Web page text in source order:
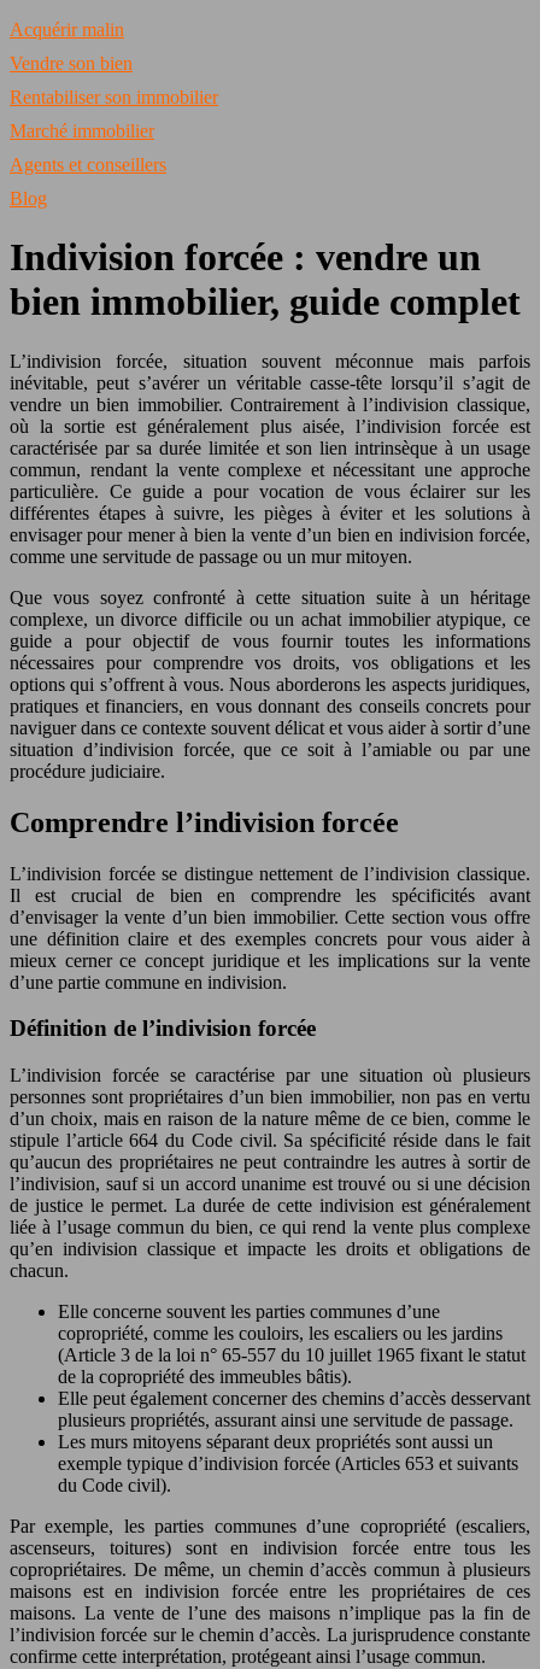
Acquérir malin
Vendre son bien
Rentabiliser son immobilier
Marché immobilier
Agents et conseillers
Blog
Indivision forcée : vendre un
bien immobilier, guide complet
L’indivision forcée, situation souvent méconnue mais parfois
inévitable, peut s’avérer un véritable casse-tête lorsqu’il s’agit de
vendre un bien immobilier. Contrairement à l’indivision classique,
où la sortie est généralement plus aisée, l’indivision forcée est
caractérisée par sa durée limitée et son lien intrinsèque à un usage
commun, rendant la vente complexe et nécessitant une approche
particulière. Ce guide a pour vocation de vous éclairer sur les
différentes étapes à suivre, les pièges à éviter et les solutions à
envisager pour mener à bien la vente d’un bien en indivision forcée,
comme une servitude de passage ou un mur mitoyen.
Que vous soyez confronté à cette situation suite à un héritage
complexe, un divorce difficile ou un achat immobilier atypique, ce
guide a pour objectif de vous fournir toutes les informations
nécessaires pour comprendre vos droits, vos obligations et les
options qui s’offrent à vous. Nous aborderons les aspects juridiques,
pratiques et financiers, en vous donnant des conseils concrets pour
naviguer dans ce contexte souvent délicat et vous aider à sortir d’une
situation d’indivision forcée, que ce soit à l’amiable ou par une
procédure judiciaire.
Comprendre l’indivision forcée
L’indivision forcée se distingue nettement de l’indivision classique.
Il est crucial de bien en comprendre les spécificités avant
d’envisager la vente d’un bien immobilier. Cette section vous offre
une définition claire et des exemples concrets pour vous aider à
mieux cerner ce concept juridique et les implications sur la vente
d’une partie commune en indivision.
Définition de l’indivision forcée
L’indivision forcée se caractérise par une situation où plusieurs
personnes sont propriétaires d’un bien immobilier, non pas en vertu
d’un choix, mais en raison de la nature même de ce bien, comme le
stipule l’article 664 du Code civil. Sa spécificité réside dans le fait
qu’aucun des propriétaires ne peut contraindre les autres à sortir de
l’indivision, sauf si un accord unanime est trouvé ou si une décision
de justice le permet. La durée de cette indivision est généralement
liée à l’usage commun du bien, ce qui rend la vente plus complexe
qu’en indivision classique et impacte les droits et obligations de
chacun.
Elle concerne souvent les parties communes d’une
copropriété, comme les couloirs, les escaliers ou les jardins
(Article 3 de la loi n° 65-557 du 10 juillet 1965 fixant le statut
de la copropriété des immeubles bâtis).
Elle peut également concerner des chemins d’accès desservant
plusieurs propriétés, assurant ainsi une servitude de passage.
Les murs mitoyens séparant deux propriétés sont aussi un
exemple typique d’indivision forcée (Articles 653 et suivants
du Code civil).
Par exemple, les parties communes d’une copropriété (escaliers,
ascenseurs, toitures) sont en indivision forcée entre tous les
copropriétaires. De même, un chemin d’accès commun à plusieurs
maisons est en indivision forcée entre les propriétaires de ces
maisons. La vente de l’une des maisons n’implique pas la fin de
l’indivision forcée sur le chemin d’accès. La jurisprudence constante
confirme cette interprétation, protégeant ainsi l’usage commun.